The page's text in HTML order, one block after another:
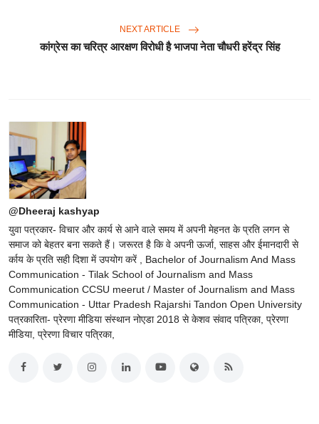
NEXT ARTICLE
कांग्रेस का चरित्र आरक्षण विरोधी है भाजपा नेता चौधरी हरेंद्र सिंह
@Dheeraj kashyap
युवा पत्रकार- विचार और कार्य से आने वाले समय में अपनी मेहनत के प्रति लगन से
समाज को बेहतर बना सकते हैं। जरूरत है कि वे अपनी ऊर्जा, साहस और ईमानदारी से
र्काय के प्रति सही दिशा में उपयोग करें , Bachelor of Journalism And Mass
Communication - Tilak School of Journalism and Mass
Communication CCSU meerut / Master of Journalism and Mass
Communication - Uttar Pradesh Rajarshi Tandon Open University
पत्रकारिता- प्रेरणा मीडिया संस्थान नोएडा 2018 से केशव संवाद पत्रिका, प्रेरणा
मीडिया, प्रेरणा विचार पत्रिका,